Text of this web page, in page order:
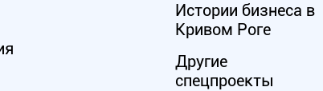
Истории бизнеса в
Кривом Роге
Другие
спецпроекты